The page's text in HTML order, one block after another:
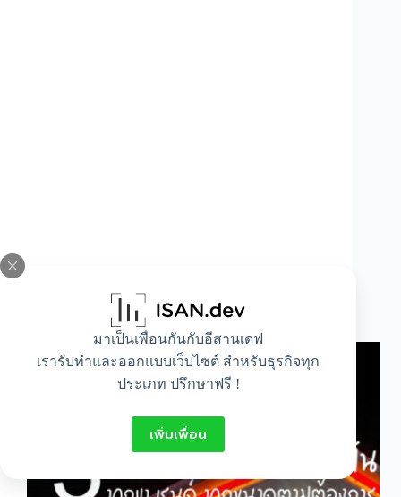
มาเป็นเพื่อนกันกับอีสานเดฟ
เรารับทำและออกแบบเว็บไซต์ สำหรับธุรกิจทุก
ประเภท ปรึกษาฟรี !
เพิ่มเพื่อน
แนะนำ 3 บริษัทรับสร้างปั๊มน้ำมัน ทุกแบรนด์
ทุกขนาดตามต้องการ